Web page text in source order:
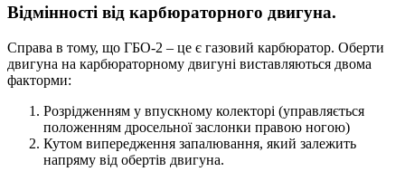
Відмінності від карбюраторного двигуна.
Справа в тому, що ГБО-2 – це є газовий карбюратор. Оберти
двигуна на карбюраторному двигуні виставляються двома
факторми:
Розрідженням у впускному колекторі (управляється
положенням дросельної заслонки правою ногою)
Кутом випередження запалювання, який залежить
напряму від обертів двигуна.